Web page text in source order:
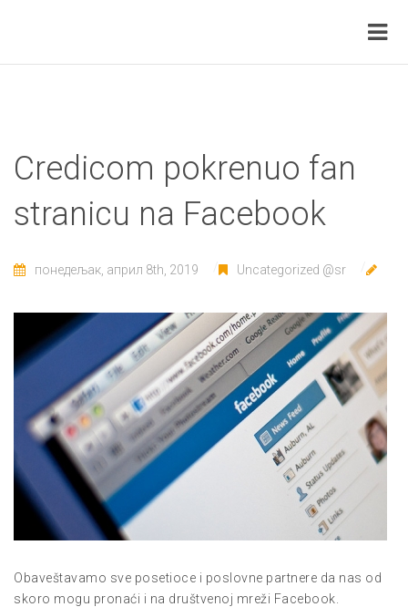
Credicom pokrenuo fan
stranicu na Facebook
понедељак, април 8th, 2019 Uncategorized @sr
Obaveštavamo sve posetioce i poslovne partnere da nas od
skoro mogu pronaći i na društvenoj mreži Facebook.